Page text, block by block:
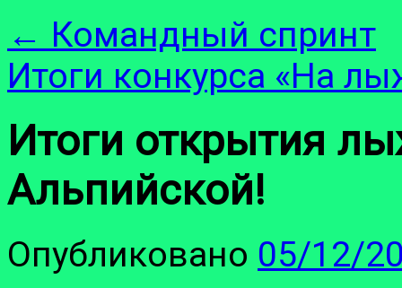
← Командный спринт
Итоги конкурса «На
Итоги открытия
Альпийской!
Опубликовано 05/12/